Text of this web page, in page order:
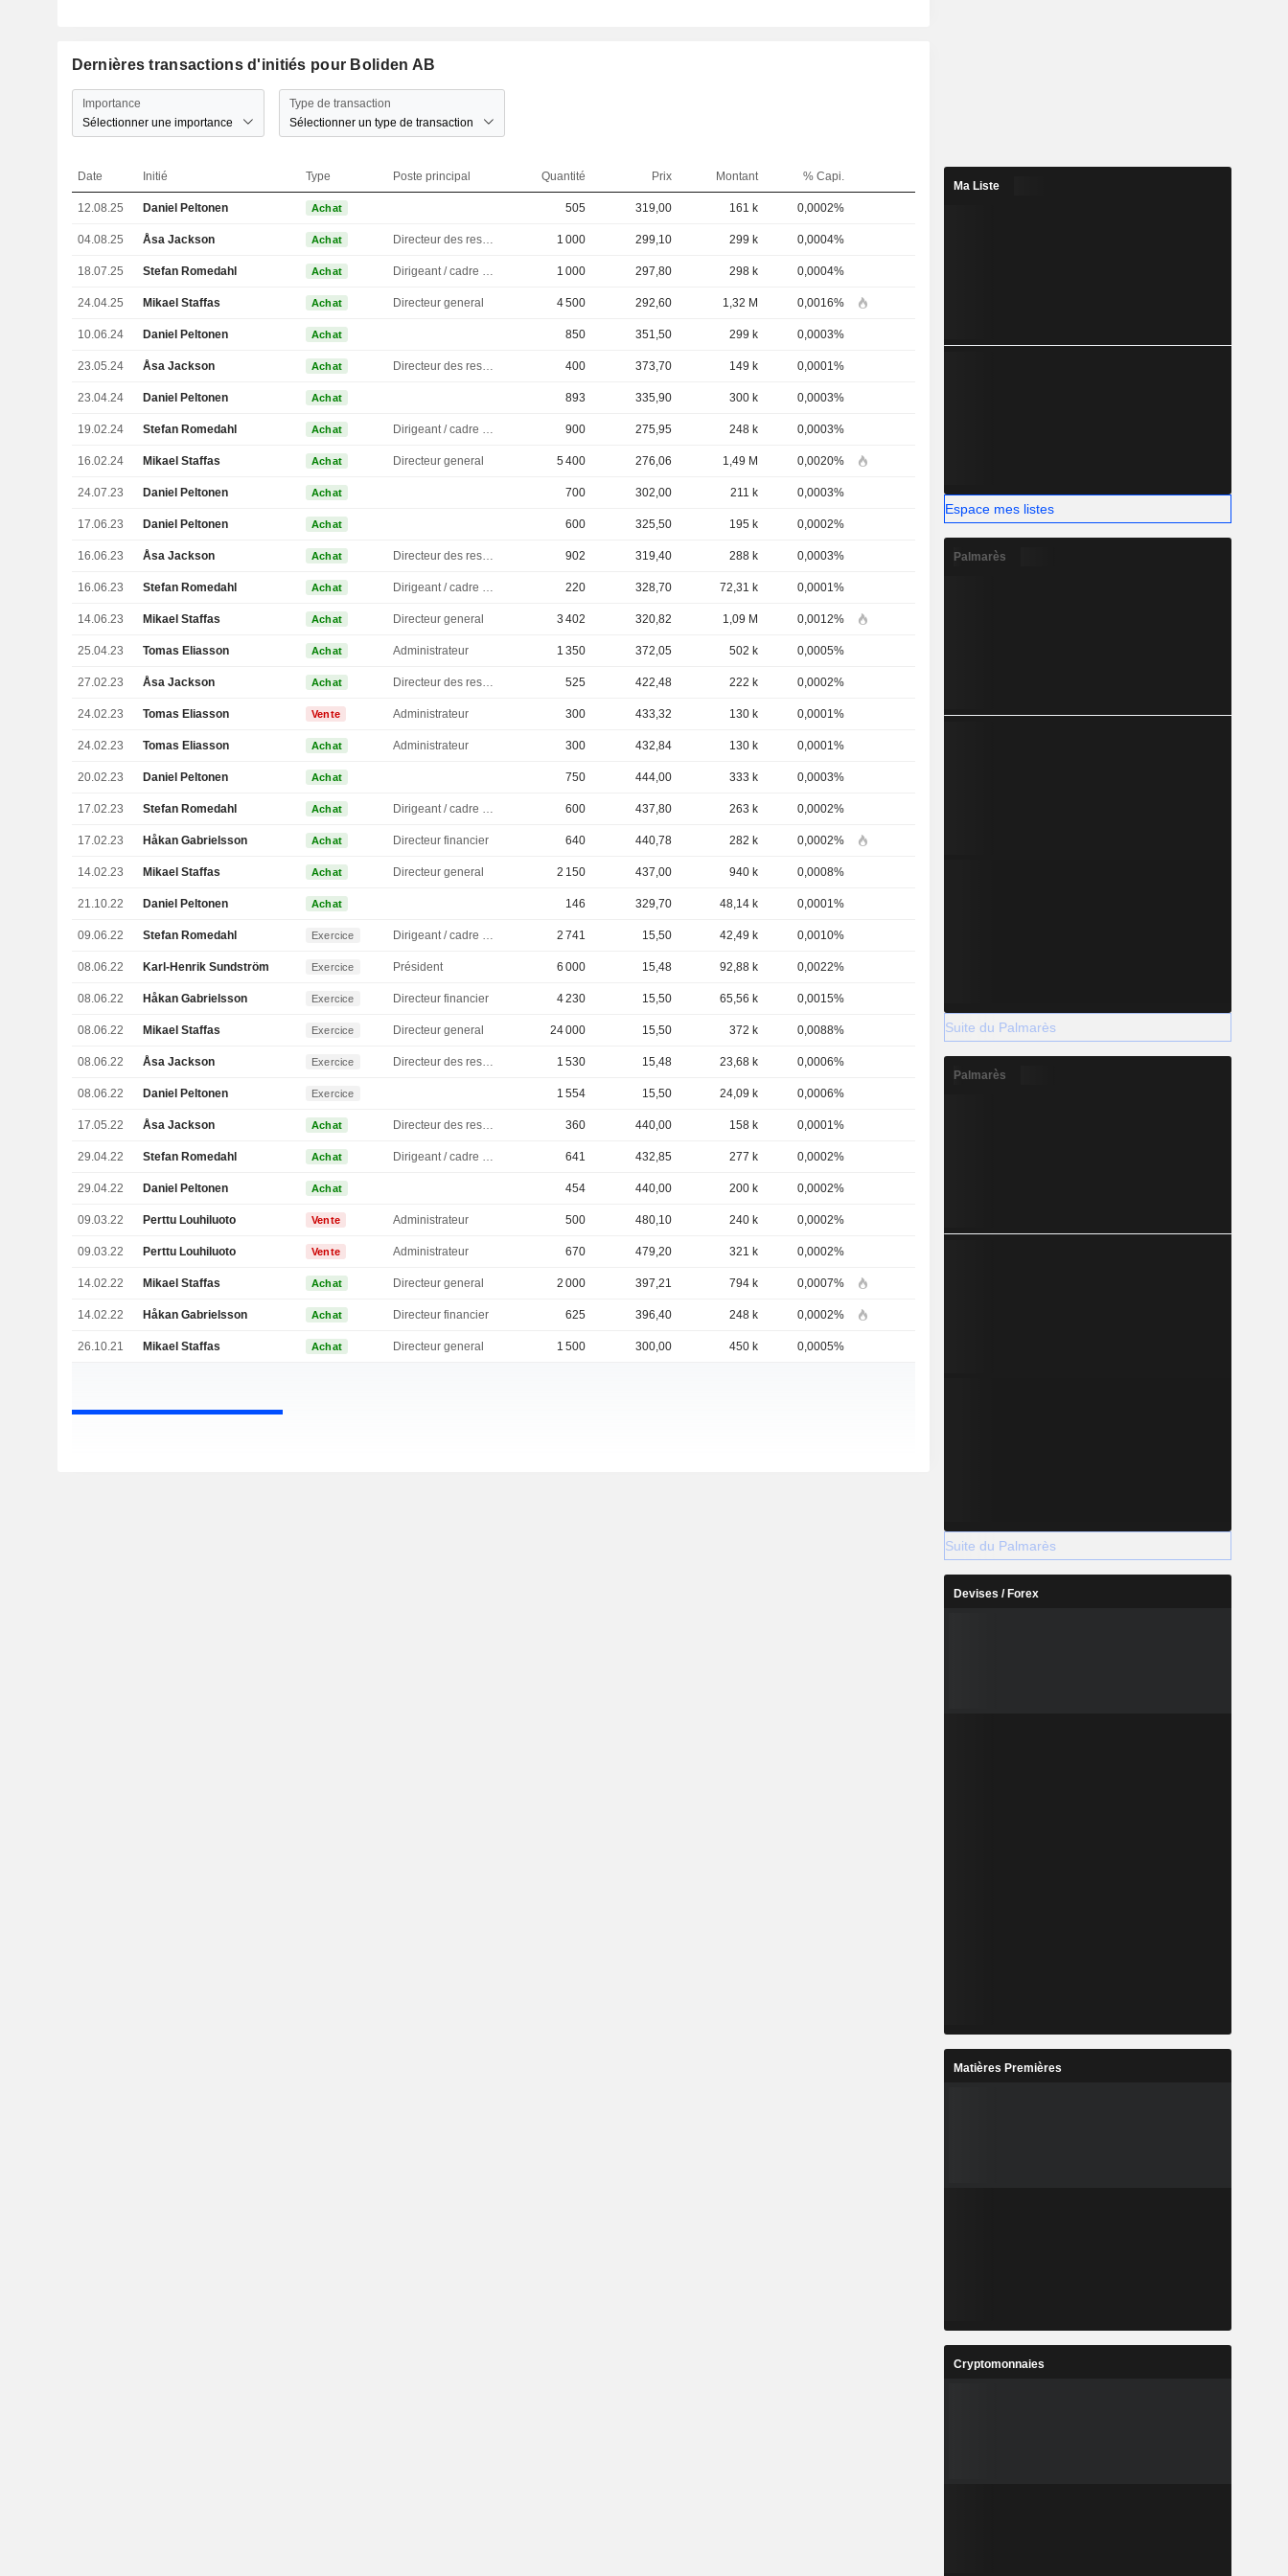
Dernières transactions d'initiés pour Boliden AB
Importance
Sélectionner une importance
Type de transaction
Sélectionner un type de transaction
Date Initié Type Poste principal Quantité Prix Montant % Capi.
12.08.25 Daniel Peltonen Achat 505 319,00 161 k 0,0002%
04.08.25 Åsa Jackson Achat Directeur des ressources humaines 1 000 299,10 299 k 0,0004%
18.07.25 Stefan Romedahl Achat Dirigeant / cadre principal 1 000 297,80 298 k 0,0004%
24.04.25 Mikael Staffas Achat Directeur general 4 500 292,60 1,32 M 0,0016%
10.06.24 Daniel Peltonen Achat 850 351,50 299 k 0,0003%
23.05.24 Åsa Jackson Achat Directeur des ressources humaines 400 373,70 149 k 0,0001%
23.04.24 Daniel Peltonen Achat 893 335,90 300 k 0,0003%
19.02.24 Stefan Romedahl Achat Dirigeant / cadre principal 900 275,95 248 k 0,0003%
16.02.24 Mikael Staffas Achat Directeur general 5 400 276,06 1,49 M 0,0020%
24.07.23 Daniel Peltonen Achat 700 302,00 211 k 0,0003%
17.06.23 Daniel Peltonen Achat 600 325,50 195 k 0,0002%
16.06.23 Åsa Jackson Achat Directeur des ressources humaines 902 319,40 288 k 0,0003%
16.06.23 Stefan Romedahl Achat Dirigeant / cadre principal 220 328,70 72,31 k 0,0001%
14.06.23 Mikael Staffas Achat Directeur general 3 402 320,82 1,09 M 0,0012%
25.04.23 Tomas Eliasson Achat Administrateur 1 350 372,05 502 k 0,0005%
27.02.23 Åsa Jackson Achat Directeur des ressources humaines 525 422,48 222 k 0,0002%
24.02.23 Tomas Eliasson Vente Administrateur 300 433,32 130 k 0,0001%
24.02.23 Tomas Eliasson Achat Administrateur 300 432,84 130 k 0,0001%
20.02.23 Daniel Peltonen Achat 750 444,00 333 k 0,0003%
17.02.23 Stefan Romedahl Achat Dirigeant / cadre principal 600 437,80 263 k 0,0002%
17.02.23 Håkan Gabrielsson Achat Directeur financier 640 440,78 282 k 0,0002%
14.02.23 Mikael Staffas Achat Directeur general 2 150 437,00 940 k 0,0008%
21.10.22 Daniel Peltonen Achat 146 329,70 48,14 k 0,0001%
09.06.22 Stefan Romedahl Exercice Dirigeant / cadre principal 2 741 15,50 42,49 k 0,0010%
08.06.22 Karl-Henrik Sundström Exercice Président 6 000 15,48 92,88 k 0,0022%
08.06.22 Håkan Gabrielsson Exercice Directeur financier 4 230 15,50 65,56 k 0,0015%
08.06.22 Mikael Staffas Exercice Directeur general 24 000 15,50 372 k 0,0088%
08.06.22 Åsa Jackson Exercice Directeur des ressources humaines 1 530 15,48 23,68 k 0,0006%
08.06.22 Daniel Peltonen Exercice 1 554 15,50 24,09 k 0,0006%
17.05.22 Åsa Jackson Achat Directeur des ressources humaines 360 440,00 158 k 0,0001%
29.04.22 Stefan Romedahl Achat Dirigeant / cadre principal 641 432,85 277 k 0,0002%
29.04.22 Daniel Peltonen Achat 454 440,00 200 k 0,0002%
09.03.22 Perttu Louhiluoto Vente Administrateur 500 480,10 240 k 0,0002%
09.03.22 Perttu Louhiluoto Vente Administrateur 670 479,20 321 k 0,0002%
14.02.22 Mikael Staffas Achat Directeur general 2 000 397,21 794 k 0,0007%
14.02.22 Håkan Gabrielsson Achat Directeur financier 625 396,40 248 k 0,0002%
26.10.21 Mikael Staffas Achat Directeur general 1 500 300,00 450 k 0,0005%
Ma Liste
Espace mes listes
Palmarès
Suite du Palmarès
Palmarès
Suite du Palmarès
Devises / Forex
Matières Premières
Cryptomonnaies